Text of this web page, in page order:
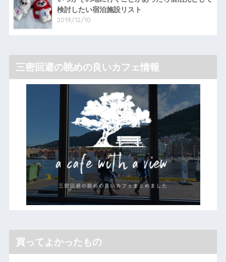
検討したい宿泊施設リスト
2019/12/10
三密回避の眺めの良いカフェ情報
買ってよかったもの